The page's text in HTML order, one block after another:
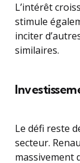
L’intérêt
stimule
inciter
similaires.
Le défi reste
secteur.
massivement